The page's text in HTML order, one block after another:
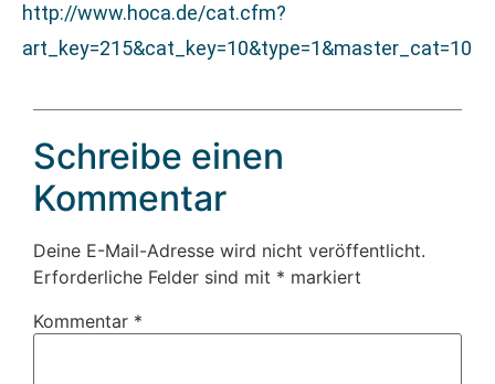
http://www.hoca.de/cat.cfm?
art_key=215&cat_key=10&type=1&master_cat=10
Schreibe einen
Kommentar
Deine E-Mail-Adresse wird nicht veröffentlicht.
Erforderliche Felder sind mit * markiert
Kommentar *